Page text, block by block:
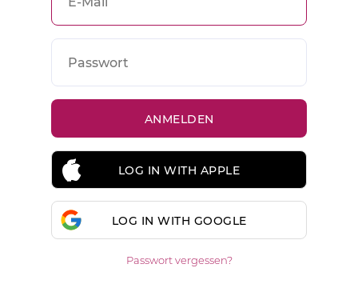
LOG IN WITH APPLE
LOG IN WITH GOOGLE
Passwort vergessen?